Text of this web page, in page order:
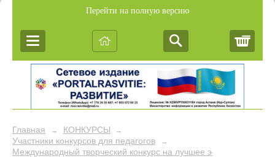
Перейти на полную версию
Главная → КОНКУРСЫ →
Участники конкурсов для педагогов →
Международный творческий конкурс на лучшее эссе «Мой